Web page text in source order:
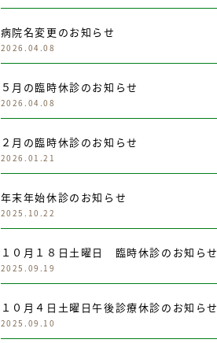
病院名変更のお知らせ
2026.04.08
５月の臨時休診のお知らせ
2026.04.08
２月の臨時休診のお知らせ
2026.01.21
年末年始休診のお知らせ
2025.10.22
１０月１８日土曜日 臨時休診のお知らせ
2025.09.19
１０月４日土曜日午後診療休診のお知らせ
2025.09.10